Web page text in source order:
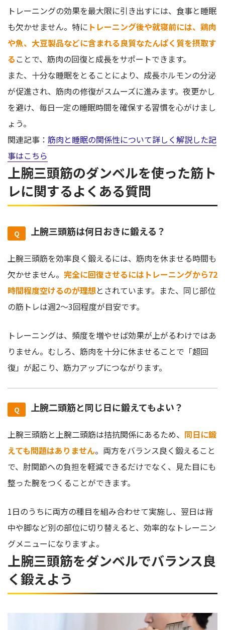
トレーニングの効果を最大限に引き出すには、食事と睡眠
も欠かせません。特に トレーニング後や就寝前には、鶏肉
や魚、大豆製品などに含まれる良質なたんぱく質を摂取す
る ことで、筋肉の回復と成長をサポートできます。
また、十分な睡眠をとることにより、成長ホルモンの分泌
が促進され、筋肉の修復がスムーズに進みます。夜更かし
を避け、毎日一定の睡眠時間を確保する習慣を心がけまし
ょう。
関連記事： 筋肉と睡眠の関係性について詳しく解説した記
事はこちら
上腕三頭筋のダンベルを使った筋ト
レに関するよくある質問
上腕三頭筋は何日おきに鍛える？
上腕三頭筋を効率良く鍛えるには、筋肉を休ませる時間も
欠かせません。 完全に回復させるにはトレーニングから72
時間程度空けるのが理想とされています。また、同じ部位
の筋トレは週2〜3回程度が目安です。
トレーニングは、頻度を増やせば効果が上がるわけではあ
りません。むしろ、筋肉を十分に休ませることで「超回
復」が起こり、筋力アップにつながります。
上腕二頭筋と同じ日に鍛えてもよい？
上腕三頭筋と上腕二頭筋は拮抗関係にあるため、 同日に鍛
えても問題はありません。両方をバランス良く鍛えること
で、肘関節への負担を軽減できるだけでなく、見た目にも
整った腕をつくることができます。
1日のうちに両方の種目を組み合わせて実施し、翌日は背
中や脚など別の部位に切り替えると、効率的なトレーニン
グメニューになりますよ。
上腕三頭筋をダンベルでバランス良
く鍛えよう